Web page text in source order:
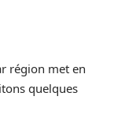
région met en
quelques